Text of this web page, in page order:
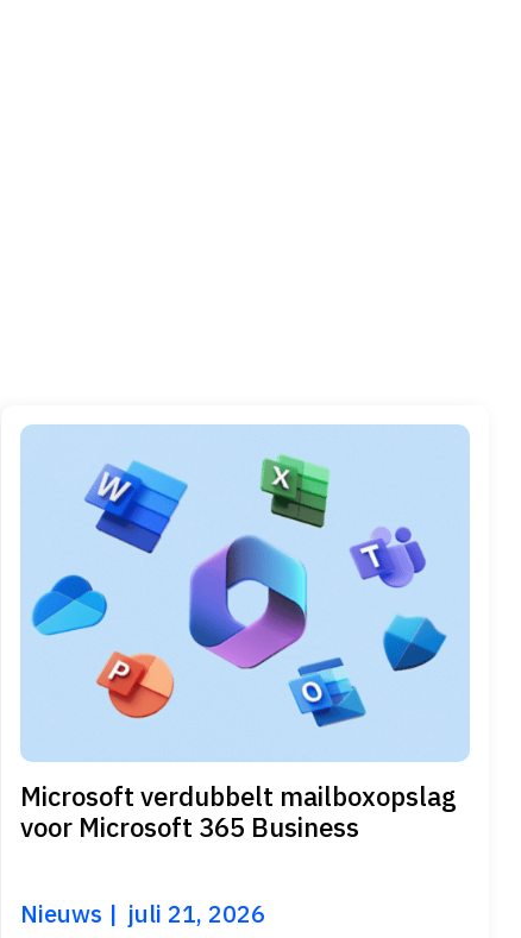
Microsoft verdubbelt mailboxopslag
voor Microsoft 365 Business
Nieuws juli 21, 2026